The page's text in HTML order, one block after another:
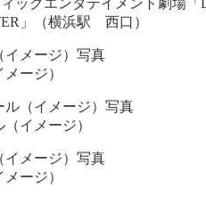
」（横浜駅 西口）
ージ）
イメージ）
ージ）